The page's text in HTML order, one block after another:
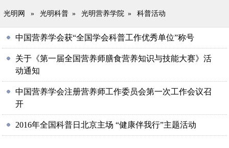
光明网 » 光明科普 » 光明营养学院 » 科普活动
中国营养学会获“全国学会科普工作优秀单位”称号
关于《第一届全国营养师膳食营养知识与技能大赛》活
动通知
中国营养学会注册营养师工作委员会第一次工作会议召
开
2016年全国科普日北京主场 “健康伴我行”主题活动